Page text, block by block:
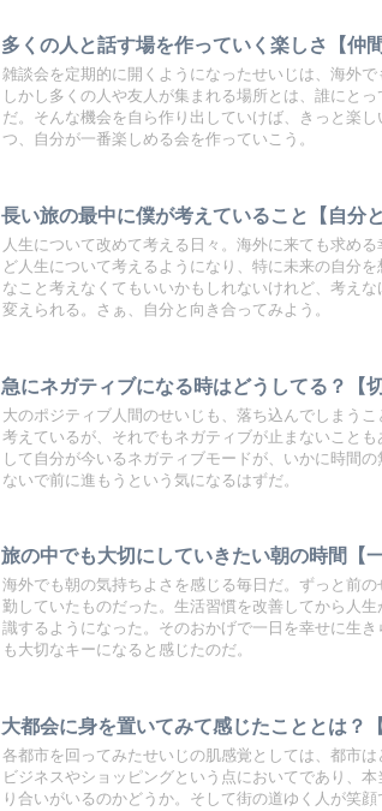
多くの人と話す場を作っていく楽しさ【仲
雑談会を定期的に開くようになったせいじは、海外
しかし多くの人や友人が集まれる場所とは、誰にと
だ。そんな機会を自ら作り出していけば、きっと楽
つ、自分が一番楽しめる会を作っていこう。
長い旅の最中に僕が考えていること【自分
人生について改めて考える日々。海外に来ても求め
ど人生について考えるようになり、特に未来の自分
なこと考えなくてもいいかもしれないけれど、考え
変えられる。さぁ、自分と向き合ってみよう。
急にネガティブになる時はどうしてる？【
大のポジティブ人間のせいじも、落ち込んでしまう
考えているが、それでもネガティブが止まないこと
して自分が今いるネガティブモードが、いかに時間
ないで前に進もうという気になるはずだ。
旅の中でも大切にしていきたい朝の時間【
海外でも朝の気持ちよさを感じる毎日だ。ずっと前
勤していたものだった。生活習慣を改善してから人
識するようになった。そのおかげで一日を幸せに生
も大切なキーになると感じたのだ。
大都会に身を置いてみて感じたこととは？
各都市を回ってみたせいじの肌感覚としては、都市
ビジネスやショッピングという点においてであり、
り合いがいるのかどうか。そして街の道ゆく人が笑